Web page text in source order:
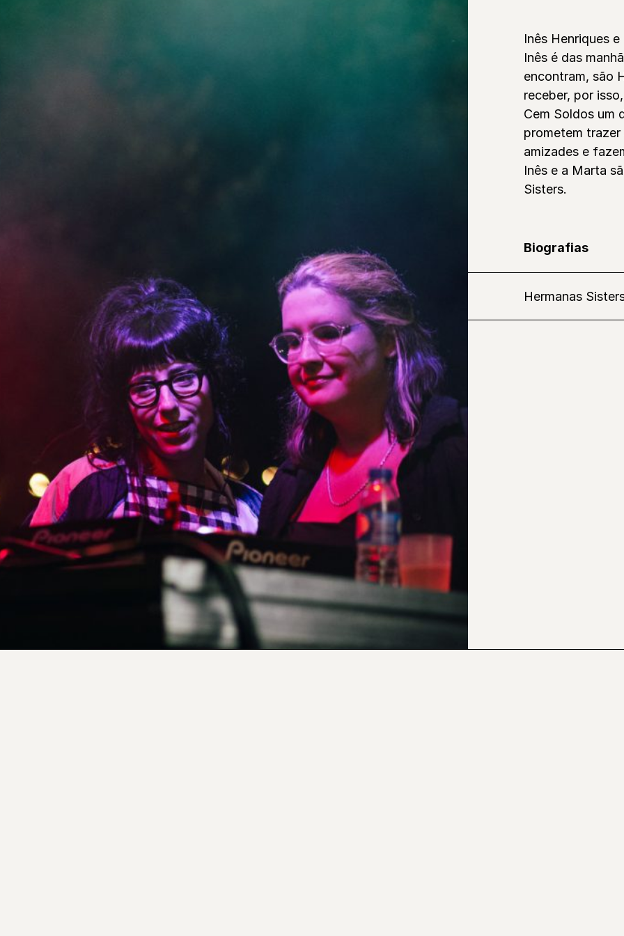
Inês Henriques
Inês é das
encontram, são
receber, por
Cem Soldos um
prometem
amizades e
Inês e a Marta
Sisters.
Biografias
Hermanas
BONS SONS
SCOCS
CEM SOLDOS
MANIFESTO
DIVERSIDADE
PERGUNTAS
FREQUENTES